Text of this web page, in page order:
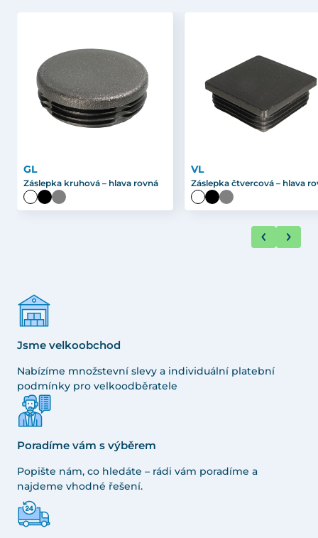
GL
Záslepka kruhová – hlava rovná
VL
Záslepka čtvercová – hlava
Jsme velkoobchod
Nabízíme množstevní slevy a individuální platební
podmínky pro velkoodběratele
Poradíme vám s výběrem
Popište nám, co hledáte – rádi vám poradíme a
najdeme vhodné řešení.